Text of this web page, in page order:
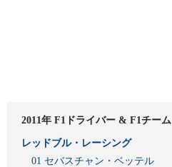
2011年 F1ドライバー & F1チーム
レッドブル・レーシング
01 セバスチャン・ベッテル